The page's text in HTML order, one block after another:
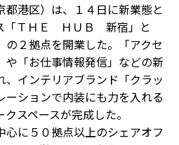
港区）は、１４日に新業態と
「ＴＨＥ ＨＵＢ 新宿」と
２拠点を開業した。「アクセ
や「お仕事情報発信」などの新
、インテリアブランド「クラッ
ーションで内装にも力を入れる
スペースが完成した。
に５０拠点以上のシェアオフ